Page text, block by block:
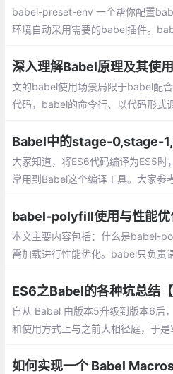
babel-preset-env 一个帮你配置
环境自动采用需要的babel插件。
转译
文的babel使用场景局限于babel配
代码，babel的命令行、以代码形式
-js。
大家知道，将ES6代码编译为ES5时
常用到Babel这个编译工具。大家参
家在.babelrc中输入如下代码
babel-polyfill使用与性能优
本文主要内容包括：什么是babel-
需加载进行性能优化。babel只负责
引入babel-polyfill来模拟实现这些对
自从 Babel 由版本5升级到版本6后
和使用方式上与之前大相径庭，于是
安装和全局安装 、坑二编译插件、坑
如何实现一个 Babel Macros